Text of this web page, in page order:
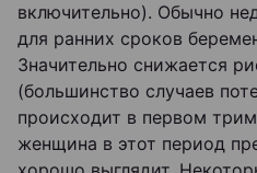
включительно). Обычно
для ранних сроков
Значительно снижается
(большинство случаев
происходит в первом
женщина в этот период